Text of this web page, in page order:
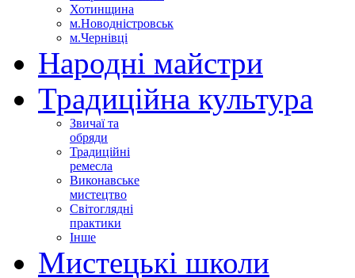
Хотинщина
м.Новодністровськ
м.Чернівці
Народні майстри
Традиційна культура
Звичаї та
обряди
Традиційні
ремесла
Виконавське
мистецтво
Світоглядні
практики
Інше
Мистецькі школи